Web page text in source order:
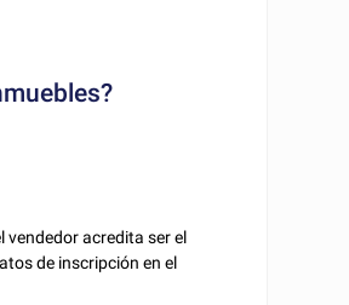
vendedor acredita ser el
de inscripción en el